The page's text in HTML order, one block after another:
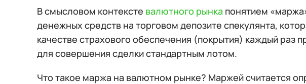
В смысловом контексте валютного рынка понятием
денежных средств на торговом депозите спекулянта,
качестве страхового обеспечения (покрытия) каждый раз
для совершения сделки стандартным лотом.
Что такое маржа на валютном рынке? Маржей считается